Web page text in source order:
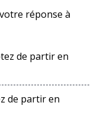
réponse à
de partir en
de partir en